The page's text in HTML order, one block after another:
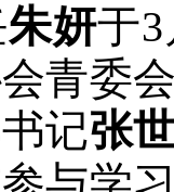
朱妍于
青委
记张